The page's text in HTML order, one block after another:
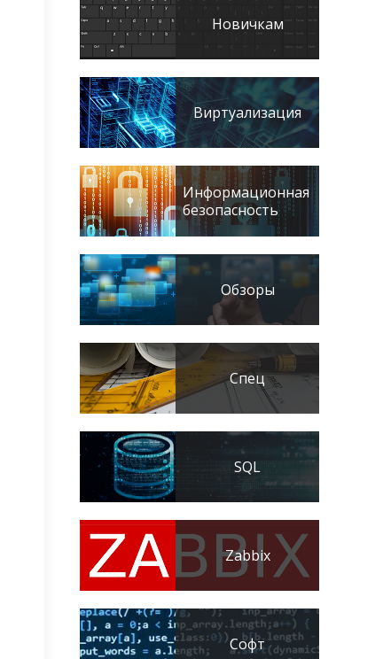
Новичкам
Виртуализация
Информационная
безопасность
Обзоры
Спец
SQL
Zabbix
Софт